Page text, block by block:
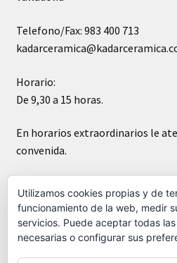
Telefono/Fax: 983 400 713
Horario:
De 9,30 a 15 horas.
En horarios extraordinarios le
convenida.
Utilizamos cookies propias y de
funcionamiento de la web, medir
servicios. Puede aceptar todas
necesarias o configurar sus